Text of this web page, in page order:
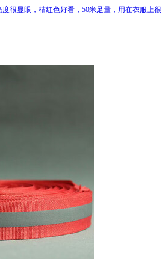
很显眼，桔红色好看，50米足量，用在衣服上很